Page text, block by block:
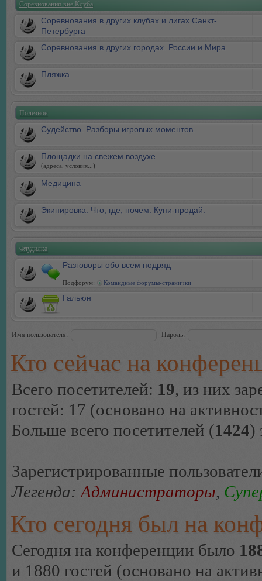
Соревнования вне Клуба
Соревнования в других клубах и лигах Санкт-
Петербурга
Соревнования в других городах. России и Мира
Пляжка
Полезное
Судейство. Разборы игровых моментов.
Площадки на свежем воздухе
(адреса, условия...)
Медицина
Экипировка. Что, где, почем. Купи-продай.
Флудилка
Разговоры обо всем подряд
Подфорум: Командные форумы-странички
Гальюн
Имя пользователя: Пароль:
Кто сейчас на
Всего посетителей: 19, из них
гостей: 17 (основано на
Больше всего посетителей (1424)
Зарегистрированные
Легенда: Администраторы,
Кто сегодня был на
Сегодня на конференции было
и 1880 гостей (основано на